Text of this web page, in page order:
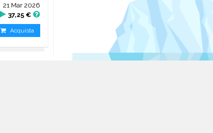
21 Mar 2026
37,25 €
Acquista